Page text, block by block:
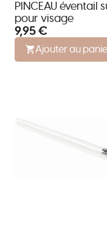
PINCEAU éventail
pour visage
9,95 €
Ajouter au